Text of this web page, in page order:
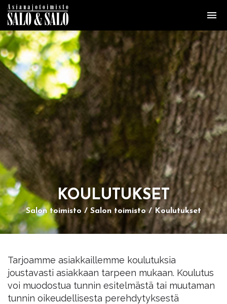
KOU­LU­TUK­SET
Salon toimisto Salon toimisto Koulutukset
Tarjoamme asiakkaillemme koulutuksia
joustavasti asiakkaan tarpeen mukaan. Koulutus
voi muodostua tunnin esitelmästä tai muutaman
tunnin oikeudellisesta perehdytyksestä